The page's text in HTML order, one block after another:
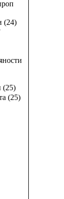
(24)
(25)
(25)